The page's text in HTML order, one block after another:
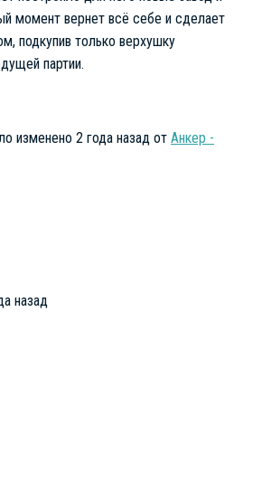
момент вернет всё себе и сделает
подкупив только верхушку
партии.
изменено 2 года назад от Анкер -
назад